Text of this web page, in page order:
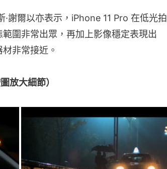
謝爾以亦表示，iPhone 11 Pro 在低光拍
圍非常出眾，再加上影像穩定表現出
非常接近。
放大細節）